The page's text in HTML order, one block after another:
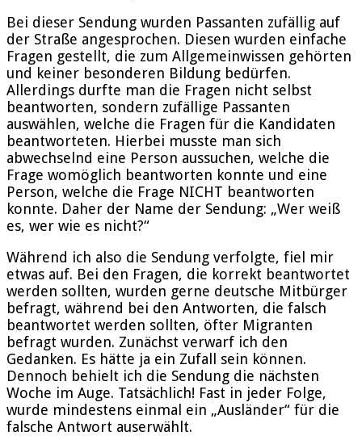
Bei dieser Sendung wurden Passanten zufällig auf
der Straße angesprochen. Diesen wurden einfache
Fragen gestellt, die zum Allgemeinwissen gehörten
und keiner besonderen Bildung bedürfen.
Allerdings durfte man die Fragen nicht selbst
beantworten, sondern zufällige Passanten
auswählen, welche die Fragen für die Kandidaten
beantworteten. Hierbei musste man sich
abwechselnd eine Person aussuchen, welche die
Frage womöglich beantworten konnte und eine
Person, welche die Frage NICHT beantworten
konnte. Daher der Name der Sendung: „Wer weiß
es, wer wie es nicht?“
Während ich also die Sendung verfolgte, fiel mir
etwas auf. Bei den Fragen, die korrekt beantwortet
werden sollten, wurden gerne deutsche Mitbürger
befragt, während bei den Antworten, die falsch
beantwortet werden sollten, öfter Migranten
befragt wurden. Zunächst verwarf ich den
Gedanken. Es hätte ja ein Zufall sein können.
Dennoch behielt ich die Sendung die nächsten
Woche im Auge. Tatsächlich! Fast in jeder Folge,
wurde mindestens einmal ein „Ausländer“ für die
falsche Antwort auserwählt.